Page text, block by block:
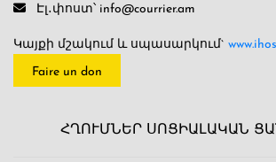
Էլ․փոստ՝ info@courrier.am
Կայքի մշակում և սպասարկում`
Faire un don
ՀՂՈՒՄՆԵՐ ՍՈՑԻԱԼԱԿԱՆ